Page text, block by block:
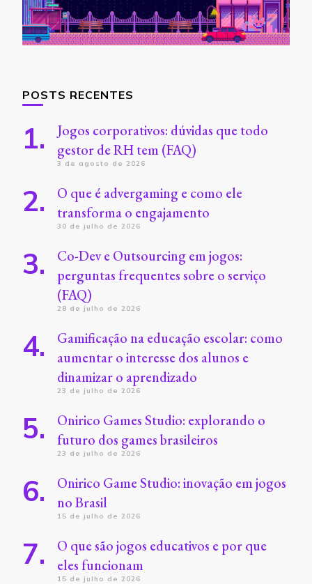
POSTS RECENTES
Jogos corporativos: dúvidas que todo
gestor de RH tem (FAQ)
3 de agosto de 2026
O que é advergaming e como ele
transforma o engajamento
30 de julho de 2026
Co-Dev e Outsourcing em jogos:
perguntas frequentes sobre o serviço
(FAQ)
28 de julho de 2026
Gamificação na educação escolar: como
aumentar o interesse dos alunos e
dinamizar o aprendizado
23 de julho de 2026
Onirico Games Studio: explorando o
futuro dos games brasileiros
23 de julho de 2026
Onirico Game Studio: inovação em jogos
no Brasil
15 de julho de 2026
O que são jogos educativos e por que
eles funcionam
15 de julho de 2026